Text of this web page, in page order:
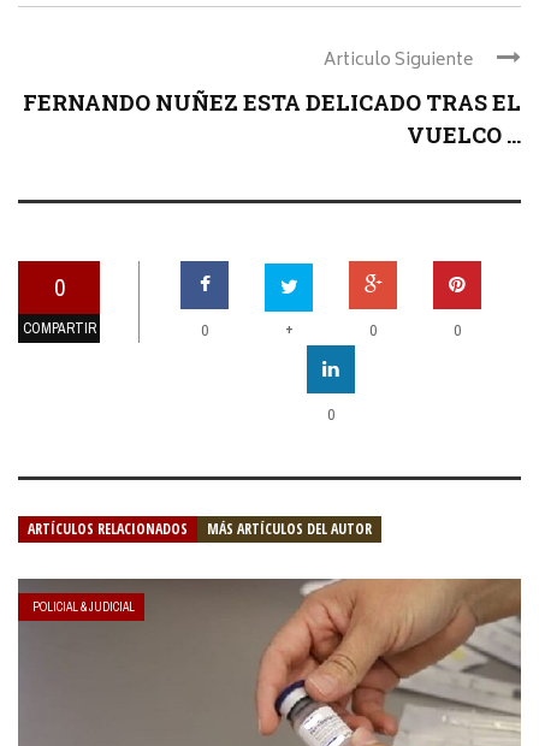
Articulo Siguiente
FERNANDO NUÑEZ ESTA DELICADO TRAS EL
VUELCO ...
0
COMPARTIR 0 + 0 0
0
ARTÍCULOS RELACIONADOS MÁS ARTÍCULOS DEL AUTOR
POLICIAL & JUDICIAL